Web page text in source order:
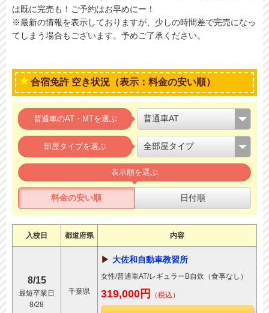
は既に完売も！ご予約はお早めにー！
※最新の情報を表示しておりますが、少しの時間差で完売になっ
てしまう場合もございます。予めご了承ください。
合宿免許 空き状況（表示：料金の安い順）
普通車のAT・MTを選ぶ
部屋タイプを選ぶ
表示順を選ぶ
料金の安い順 日付順
入校日 都道府県 内容
8/15
最短卒業日
8/28
千葉県
大佐和自動車教習所
女性/普通車AT/レギュラーB自炊（食事なし）
319,000円 （税込）